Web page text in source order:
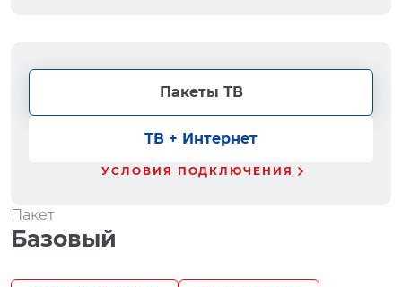
Пакеты ТВ
ТВ + Интернет
УСЛОВИЯ ПОДКЛЮЧЕНИЯ
Пакет
Базовый